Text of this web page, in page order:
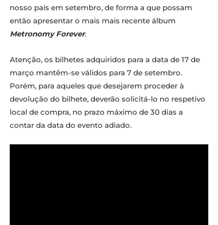
nosso país em setembro, de forma a que possam
então apresentar o mais mais recente álbum
Metronomy Forever.
Atenção, os bilhetes adquiridos para a data de 17 de
março mantêm-se válidos para 7 de setembro.
Porém, para aqueles que desejarem proceder à
devolução do bilhete, deverão solicitá-lo no respetivo
local de compra, no prazo máximo de 30 dias a
contar da data do evento adiado.